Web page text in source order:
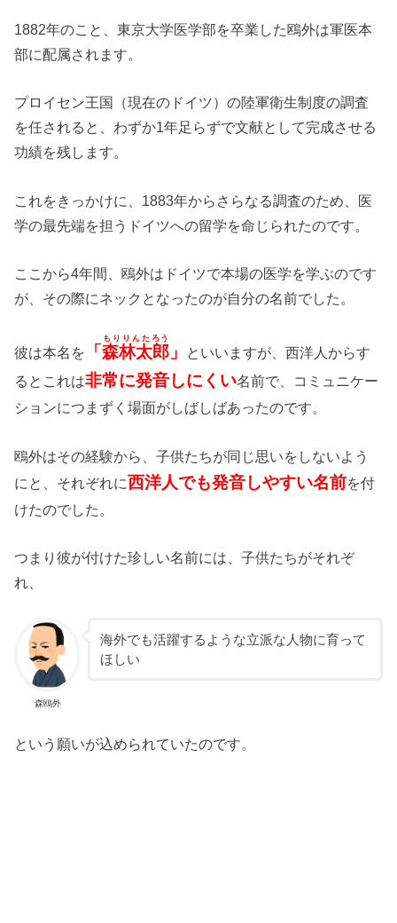
1882年のこと、東京大学医学部を卒業した鴎外は軍医本
部に配属されます。
プロイセン王国（現在のドイツ）の陸軍衛生制度の調査
を任されると、わずか1年足らずで文献として完成させる
功績を残します。
これをきっかけに、1883年からさらなる調査のため、医
学の最先端を担うドイツへの留学を命じられたのです。
ここから4年間、鴎外はドイツで本場の医学を学ぶのです
が、その際にネックとなったのが自分の名前でした。
彼は本名を 「森林太郎
もりりんたろう
」
といいますが、西洋人からす
るとこれは非常に発音しにくい名前で、コミュニケー
ションにつまずく場面がしばしばあったのです。
鴎外はその経験から、子供たちが同じ思いをしないよう
にと、それぞれに西洋人でも発音しやすい名前を付
けたのでした。
つまり彼が付けた珍しい名前には、子供たちがそれぞ
れ、
森鴎外
海外でも活躍するような立派な人物に育って
ほしい
という願いが込められていたのです。